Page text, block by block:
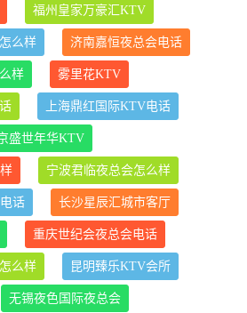
福州皇家万豪汇KTV
么样 济南嘉恒夜总会电话
样 雾里花KTV
上海鼎红国际KTV电话
盛世年华KTV
宁波君临夜总会怎么样
话 长沙星辰汇城市客厅
重庆世纪会夜总会电话
么样 昆明臻乐KTV会所
无锡夜色国际夜总会